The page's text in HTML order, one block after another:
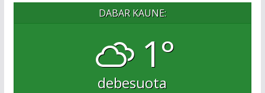
DABAR KAUNE:
1°
debesuota